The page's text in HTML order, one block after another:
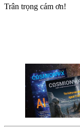
Trân trọng cám ơn!